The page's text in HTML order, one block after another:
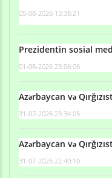
05-08-2026 13:38:21
Prezidentin sosial
01-08-2026 23:06:06
Azərbaycan və
31-07-2026 23:34:05
Azərbaycan və
31-07-2026 22:40:10